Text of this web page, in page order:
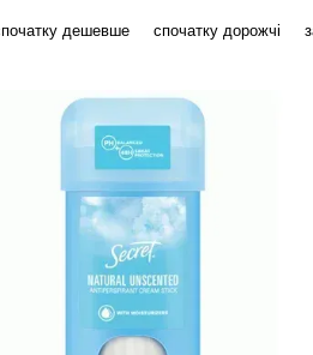
дешевше спочатку дорожчі